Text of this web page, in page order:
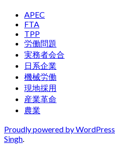
APEC
FTA
TPP
労働問題
実務者会合
日系企業
機械労働
現地採用
産業革命
農業
Proudly powered by WordPress
Singh.